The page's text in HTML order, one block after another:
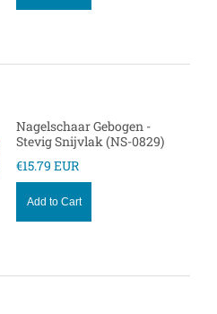
Nagelschaar Gebogen -
Stevig Snijvlak (NS-0829)
€15.79 EUR
Add to Cart